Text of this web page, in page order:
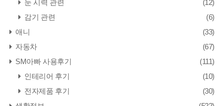
눈 시력 관련
(12)
감기 관련
(6)
애니
(33)
자동차
(67)
SM아빠 사용후기
(111)
인테리어 후기
(10)
전자제품 후기
(30)